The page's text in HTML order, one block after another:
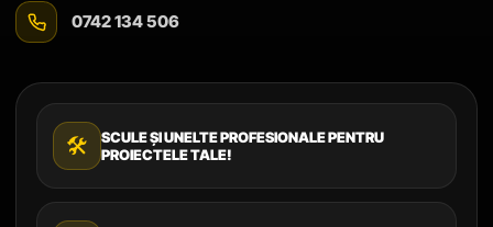
0742 134 506
🛠️
SCULE ȘI UNELTE PROFESIONALE PENTRU
PROIECTELE TALE!